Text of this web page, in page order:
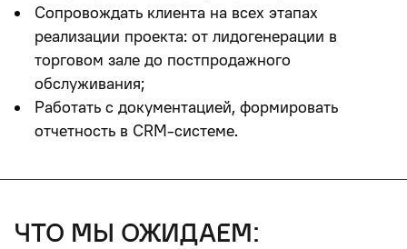
Сопровождать клиента на всех этапах
реализации проекта: от лидогенерации в
торговом зале до постпродажного
обслуживания;
Работать с документацией, формировать
отчетность в CRM-системе.
что мы ожидаем: